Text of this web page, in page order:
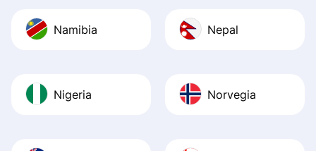
Namibia Nepal
Nigeria Norvegia